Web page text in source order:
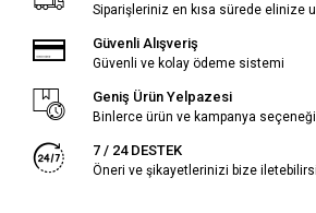
Siparişleriniz en kısa sürede elinize
Güvenli Alışveriş
Güvenli ve kolay ödeme sistemi
Geniş Ürün Yelpazesi
Binlerce ürün ve kampanya seçeneği
7 / 24 DESTEK
Öneri ve şikayetlerinizi bize